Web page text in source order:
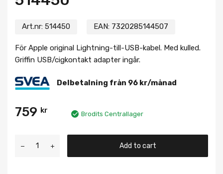
Art.nr: 514450 EAN: 7320285144507
För Apple original Lightning-till-USB-kabel. Med kulled.
Griffin USB/cigkontakt adapter ingår.
Delbetalning från 96 kr/månad
759 kr Brodits Centrallager
Add to cart